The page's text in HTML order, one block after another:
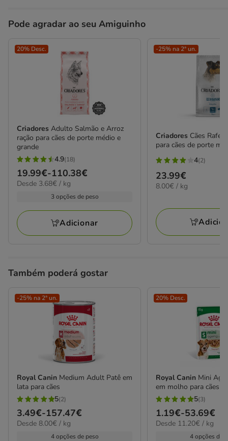
Pode agradar ao seu Amiguinho
20% Desc.
Criadores Adulto Salmão e Arroz
ração para cães de porte médio e
grande
4.9
estrelas
com
avaliações
4.9(18)
Preço
de
110.38€
19.99€-110.38€
3.68€
Desde 3.68€ / kg
3 opções de peso
Adicionar
-25% na 2ª un.
Criadores Cães
para cães de porte
4
estrelas
com
avaliações
4(2)
Preço
23.99€
23.99€
8.00€
8.00€ / kg
Também poderá gostar
-25% na 2ª un.
Royal Canin Medium Adult Patê em
lata para cães
5
estrelas
com
5(2)
Preço
de
3.49€-157.47€
8.00€
Desde 8.00€ / kg
4 opções de peso
20% Desc.
Royal Canin Mini
em molho para cães
5
estrelas
com
5(3)
Preço
de
1.19€-53.69€
11.20€
Desde 11.20€ / kg
4 opções de